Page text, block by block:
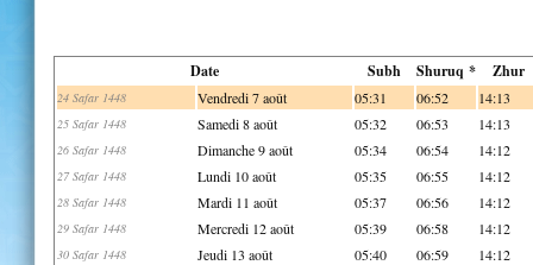
Date Subh Shuruq * Zhur
24 Safar 1448 Vendredi 7 août 05:31 06:52 14:13
25 Safar 1448 Samedi 8 août 05:32 06:53 14:13
26 Safar 1448 Dimanche 9 août 05:34 06:54 14:12
27 Safar 1448 Lundi 10 août 05:35 06:55 14:12
28 Safar 1448 Mardi 11 août 05:37 06:56 14:12
29 Safar 1448 Mercredi 12 août 05:39 06:58 14:12
30 Safar 1448 Jeudi 13 août 05:40 06:59 14:12